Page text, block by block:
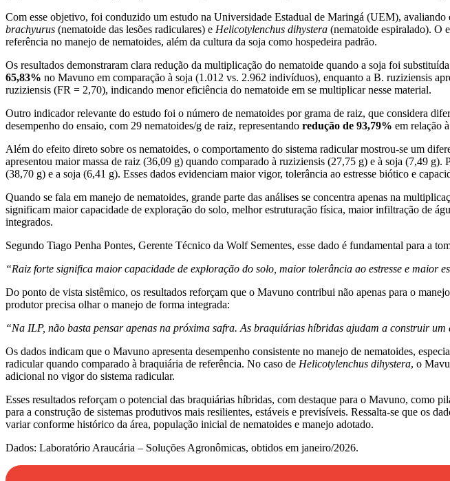
Com esse objetivo, foi conduzido um estudo na Universidade Estadual de Maringá (UEM),
brachyurus (nematoide das lesões radiculares) e Helicotylenchus dihystera (nematoide espiralado). O
referência no manejo de nematoides, além da cultura da soja como hospedeira padrão.
Os resultados demonstraram clara redução da multiplicação do nematoide quando a soja foi
65,83% no Mavuno em comparação à soja (1.012 vs. 2.962 indivíduos), enquanto a B. ruziziensis
ruziziensis (FR = 2,70), indicando menor eficiência do nematoide em se multiplicar nesse material.
Outro indicador relevante do estudo foi o número de nematoides por grama de raiz, que considera
desempenho do ensaio, com 29 nematoides/g de raiz, representando redução de 93,79% em relação
Além do efeito direto sobre os nematoides, o comportamento do sistema radicular mostrou-se um
apresentou maior massa de raiz (36,09 g) quando comparado à ruziziensis (27,75 g) e à soja (7,49 g).
(38,70 g) e a soja (6,41 g). Esses dados evidenciam maior vigor, tolerância ao estresse biótico e
Quando se fala em manejo de nematoides, grande parte das análises se concentra apenas na
significam maior capacidade de exploração do solo, melhor estruturação física, maior infiltração de
integrados.
Segundo Tiago Penha Pontes, Gerente Técnico da Wolf Sementes, esse dado é fundamental para a
“Raiz forte significa maior capacidade de exploração do solo, maior tolerância ao estresse e maior
Do ponto de vista sistêmico, os resultados reforçam que o Mavuno contribui não apenas para o
produtor precisa olhar o manejo de forma integrada:
“Na ILP, não basta pensar apenas na próxima safra. As braquiárias híbridas ajudam a construir
Os dados indicam que o Mavuno apresenta desempenho consistente no manejo de nematoides,
radicular quando comparado à braquiária de referência. No caso de Helicotylenchus dihystera, o
adicional no vigor do sistema radicular.
Esses resultados reforçam o potencial das braquiárias híbridas, com destaque para o Mavuno, como
para a construção de sistemas produtivos mais resilientes, estáveis e previsíveis. Ressalta-se que os
variar conforme histórico da área, população inicial de nematoides e manejo adotado.
Dados: Laboratório Araucária – Soluções Agronômicas, obtidos em janeiro/2026.